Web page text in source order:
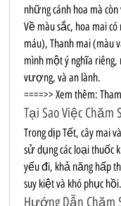
những cánh hoa mà
Về màu sắc, hoa mai
máu), Thanh mai
mình một ý nghĩa
vượng, và an lành.
====>> Xem thêm:
Tại Sao Việc Chăm
Trong dịp Tết, cây mai
sử dụng các loại thuốc
yếu đi, khả năng hấp
suy kiệt và khó phục hồi.
Hướng Dẫn Chăm